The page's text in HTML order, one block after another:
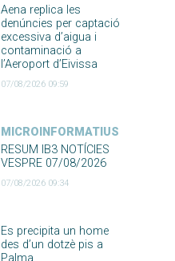
Aena replica les
denúncies per captació
excessiva d’aigua i
contaminació a
l’Aeroport d’Eivissa
07/08/2026 09:59
MICROINFORMATIUS
RESUM IB3 NOTÍCIES
VESPRE 07/08/2026
07/08/2026 09:34
Es precipita un home
des d’un dotzè pis a
Palma